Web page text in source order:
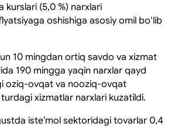
kurslari (5,0 %) narxlari
oshishiga asosiy omil boʻlib
10 mingdan ortiq savdo va xizmat
190 mingga yaqin narxlar qayd
oziq-ovqat va nooziq-ovqat
xizmatlar narxlari kuzatildi.
isteʼmol sektoridagi tovarlar 0,4